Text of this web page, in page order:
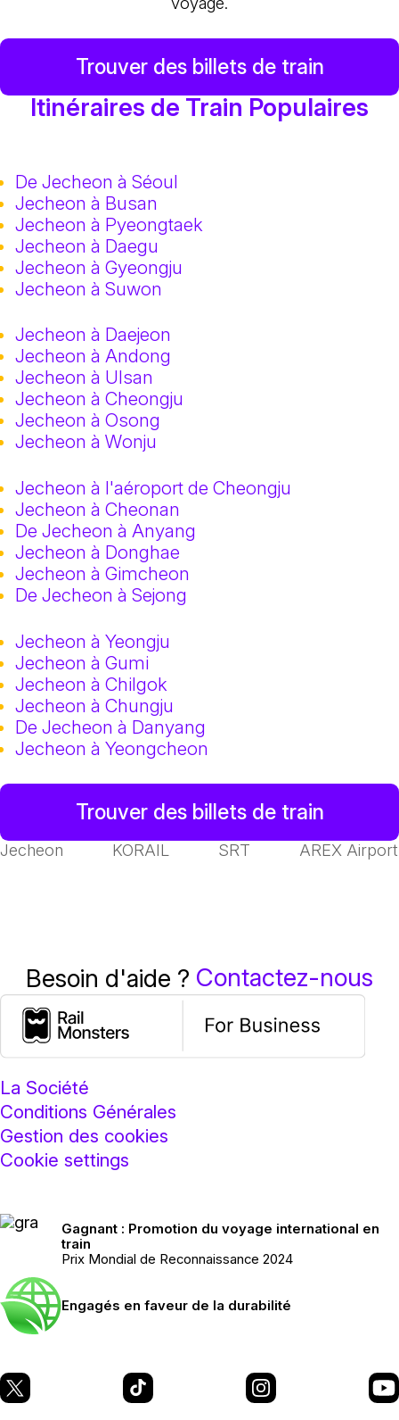
Trouver des billets de train
Itinéraires de Train Populaires
De Jecheon à Séoul
Jecheon à Busan
Jecheon à Pyeongtaek
Jecheon à Daegu
Jecheon à Gyeongju
Jecheon à Suwon
Jecheon à Daejeon
Jecheon à Andong
Jecheon à Ulsan
Jecheon à Cheongju
Jecheon à Osong
Jecheon à Wonju
Jecheon à l'aéroport de Cheongju
Jecheon à Cheonan
De Jecheon à Anyang
Jecheon à Donghae
Jecheon à Gimcheon
De Jecheon à Sejong
Jecheon à Yeongju
Jecheon à Gumi
Jecheon à Chilgok
Jecheon à Chungju
De Jecheon à Danyang
Jecheon à Yeongcheon
Trouver des billets de train
Jecheon KORAIL SRT AREX
Besoin d'aide ? Contactez-nous
La Société
Conditions Générales
Gestion des cookies
Cookie settings
Gagnant : Promotion du voyage international en
train
Prix Mondial de Reconnaissance 2024
Engagés en faveur de la durabilité